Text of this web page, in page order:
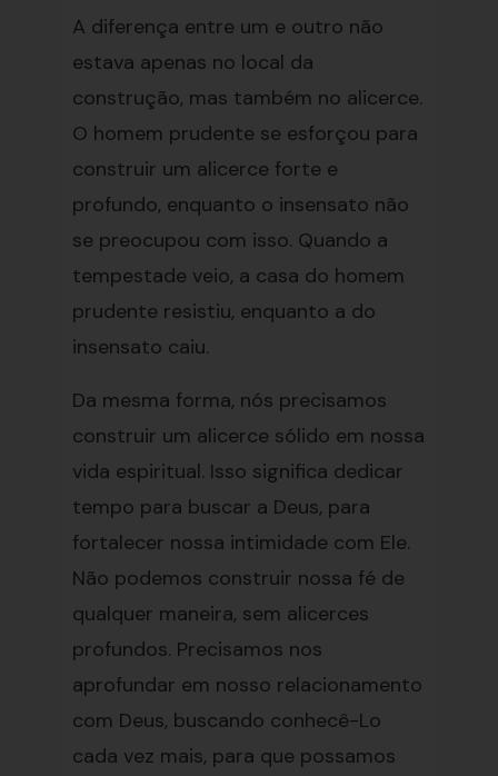
A diferença entre um e outro não
estava apenas no local da
construção, mas também no alicerce.
O homem prudente se esforçou para
construir um alicerce forte e
profundo, enquanto o insensato não
se preocupou com isso. Quando a
tempestade veio, a casa do homem
prudente resistiu, enquanto a do
insensato caiu.
Da mesma forma, nós precisamos
construir um alicerce sólido em nossa
vida espiritual. Isso significa dedicar
tempo para buscar a Deus, para
fortalecer nossa intimidade com Ele.
Não podemos construir nossa fé de
qualquer maneira, sem alicerces
profundos. Precisamos nos
aprofundar em nosso relacionamento
com Deus, buscando conhecê-Lo
cada vez mais, para que possamos